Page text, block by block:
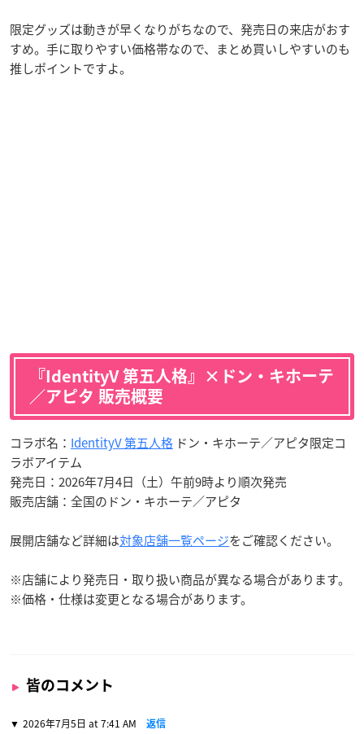
限定グッズは動きが早くなりがちなので、発売日の来店がおす
すめ。手に取りやすい価格帯なので、まとめ買いしやすいのも
推しポイントですよ。
『IdentityV 第五人格』×ドン・キホーテ
／アピタ 販売概要
コラボ名： IdentityV 第五人格 ドン・キホーテ／アピタ限定コ
ラボアイテム
発売日：2026年7月4日（土）午前9時より順次発売
販売店舗：全国のドン・キホーテ／アピタ
展開店舗など詳細は対象店舗一覧ページをご確認ください。
※店舗により発売日・取り扱い商品が異なる場合があります。
※価格・仕様は変更となる場合があります。
皆のコメント
2026年7月5日 at 7:41 AM 返信